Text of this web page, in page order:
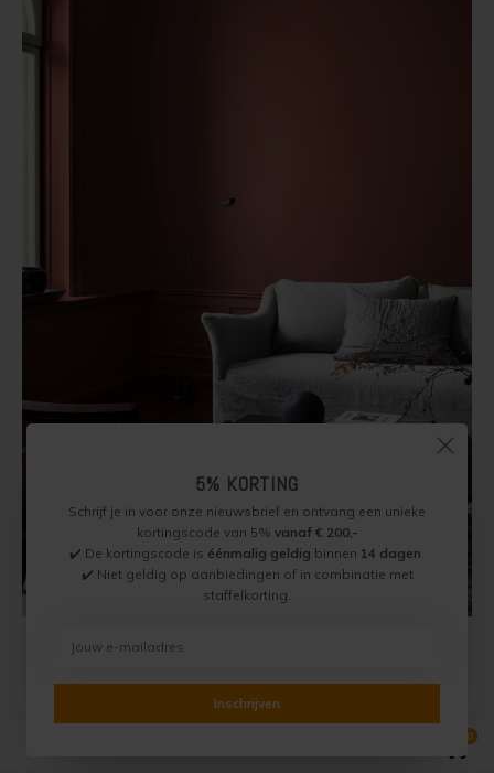
0
5% KORTING
Schrijf je in voor onze nieuwsbrief en ontvang een unieke
kortingscode van 5% vanaf € 200,-
✔️ De kortingscode is éénmalig geldig binnen 14 dagen.
✔️ Niet geldig op aanbiedingen of in combinatie met
staffelkorting.
Inschrijven